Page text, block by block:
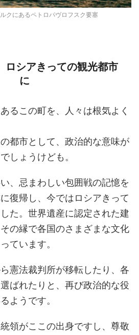
クにあるペトロパヴロフスク要塞
ロシアきっての観光都市
に
るこの町を、人々は根気よく
都市として、政治的な意味が
しょうけども。
、忌まわしい包囲戦の記憶を
復帰し、今ではロシアきって
た。世界遺産に認定された建
の縁で各国のさまざまな文化
ています。
憲法裁判所が移転したり、各
ばれたりと、再び政治的な役
ようです。
領がここの出身ですし、尊敬